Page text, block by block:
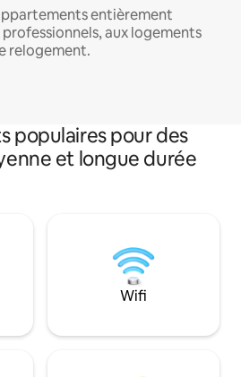
entièrement
aux logements
relogement.
populaires pour des
et longue durée
Wifi